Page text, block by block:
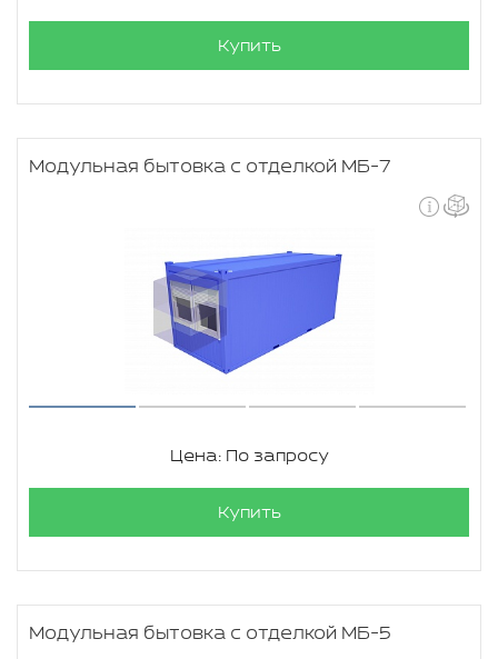
Купить
Модульная бытовка с отделкой МБ-7
Цена: По запросу
Купить
Модульная бытовка с отделкой МБ-5